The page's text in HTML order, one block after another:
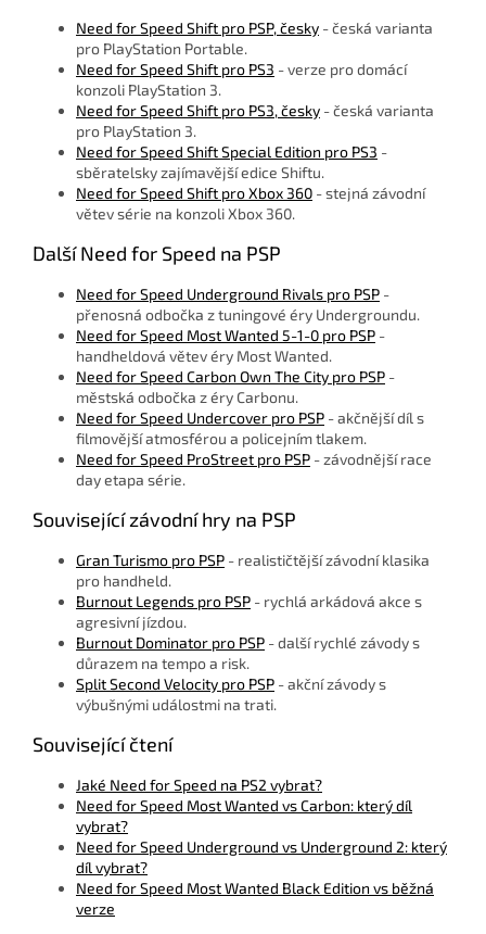
Need for Speed Shift pro PSP, česky - česká varianta
pro PlayStation Portable.
Need for Speed Shift pro PS3 - verze pro domácí
konzoli PlayStation 3.
Need for Speed Shift pro PS3, česky - česká varianta
pro PlayStation 3.
Need for Speed Shift Special Edition pro PS3 -
sběratelsky zajímavější edice Shiftu.
Need for Speed Shift pro Xbox 360 - stejná závodní
větev série na konzoli Xbox 360.
Další Need for Speed na PSP
Need for Speed Underground Rivals pro PSP -
přenosná odbočka z tuningové éry Undergroundu.
Need for Speed Most Wanted 5-1-0 pro PSP -
handheldová větev éry Most Wanted.
Need for Speed Carbon Own The City pro PSP -
městská odbočka z éry Carbonu.
Need for Speed Undercover pro PSP - akčnější díl s
filmovější atmosférou a policejním tlakem.
Need for Speed ProStreet pro PSP - závodnější race
day etapa série.
Související závodní hry na PSP
Gran Turismo pro PSP - realističtější závodní klasika
pro handheld.
Burnout Legends pro PSP - rychlá arkádová akce s
agresivní jízdou.
Burnout Dominator pro PSP - další rychlé závody s
důrazem na tempo a risk.
Split Second Velocity pro PSP - akční závody s
výbušnými událostmi na trati.
Související čtení
Jaké Need for Speed na PS2 vybrat?
Need for Speed Most Wanted vs Carbon: který díl
vybrat?
Need for Speed Underground vs Underground 2: který
díl vybrat?
Need for Speed Most Wanted Black Edition vs běžná
verze